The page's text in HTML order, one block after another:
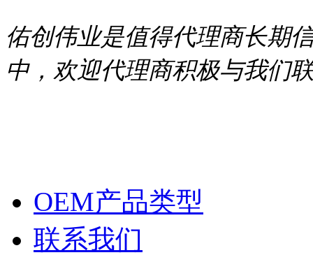
佑创伟业是值得代理商长期
中，欢迎代理商积极与我们
OEM产品类型
联系我们